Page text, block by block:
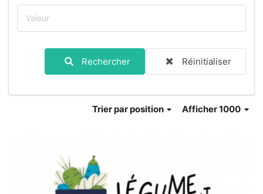
Rechercher Réinitialiser
Afficher 1000
Trierpar position